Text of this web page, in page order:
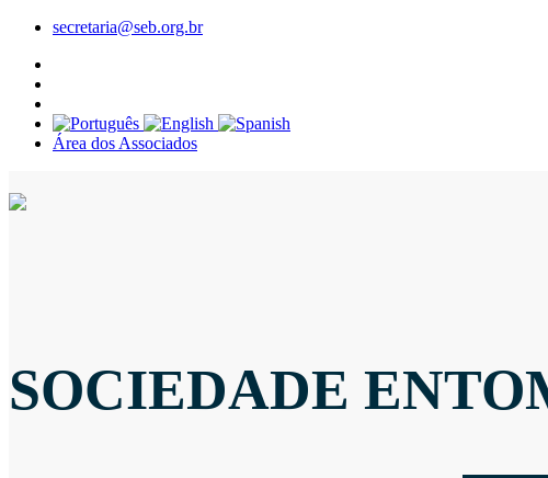
secretaria@seb.org.br
Área dos Associados
SOCIEDADE